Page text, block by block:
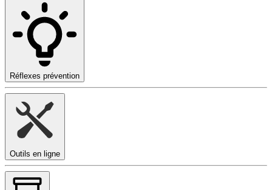
Réflexes prévention
Outils en ligne